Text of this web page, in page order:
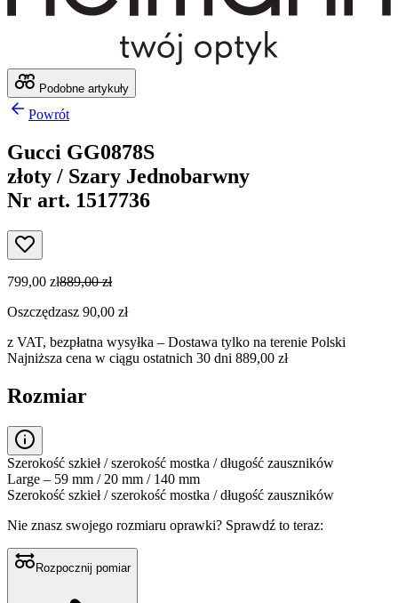
Podobne artykuły
Powrót
Gucci GG0878S
złoty / Szary Jednobarwny
Nr art. 1517736
799,00 zł889,00 zł
Oszczędzasz 90,00 zł
z VAT, bezpłatna wysyłka – Dostawa tylko na terenie Polski
Najniższa cena w ciągu ostatnich 30 dni 889,00 zł
Rozmiar
Szerokość szkieł / szerokość mostka / długość zauszników
Large – 59 mm / 20 mm / 140 mm
Szerokość szkieł / szerokość mostka / długość zauszników
Nie znasz swojego rozmiaru oprawki? Sprawdź to teraz:
Rozpocznij pomiar